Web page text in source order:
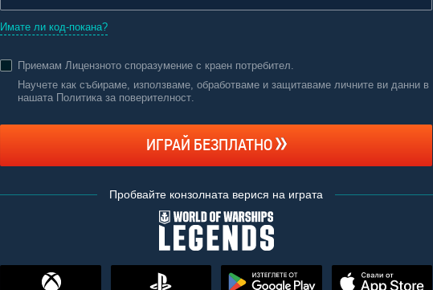
Имате ли код-покана?
Приемам Лицензното споразумение с краен потребител.
Научете как събираме, използваме, обработваме и защитаваме личните ви данни в
нашата Политика за поверителност.
ИГРАЙ БЕЗПЛАТНО
Пробвайте конзолната верися на играта